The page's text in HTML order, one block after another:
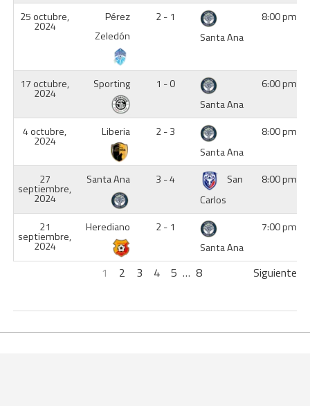
25 octubre,
2024
Pérez
Zeledón
2 - 1
Santa Ana
8:00 pm
17 octubre,
2024
Sporting
1 - 0
Santa Ana
6:00 pm
4 octubre,
2024
Liberia
2 - 3
Santa Ana
8:00 pm
27
septiembre,
2024
Santa Ana 3 - 4
San
Carlos
8:00 pm
21
septiembre,
2024
Herediano
2 - 1
Santa Ana
7:00 pm
1 2 3 4 5 … 8 Siguiente